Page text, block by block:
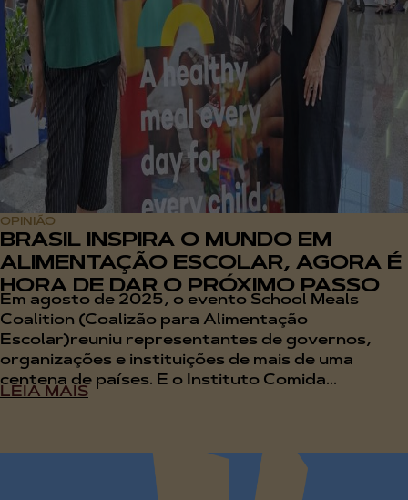
OPINIÃO
BRASIL INSPIRA O MUNDO EM
ALIMENTAÇÃO ESCOLAR, AGORA É
HORA DE DAR O PRÓXIMO PASSO
Em agosto de 2025, o evento School Meals
Coalition (Coalizão para Alimentação
Escolar)reuniu representantes de governos,
organizações e instituições de mais de uma
centena de países. E o Instituto Comida...
LEIA MAIS